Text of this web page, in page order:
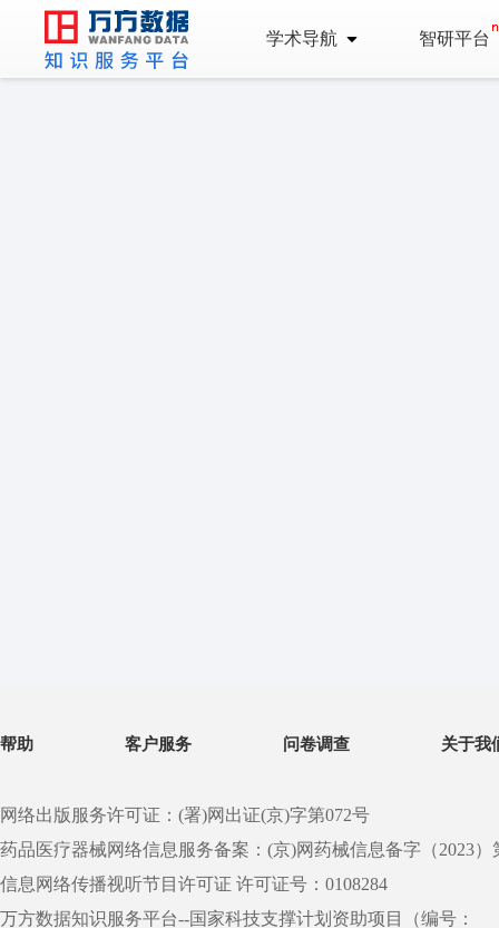
学术导航 智研平台
帮助 客户服务 问卷调查 关于我
网络出版服务许可证：(署)网出证(京)字第072号
药品医疗器械网络信息服务备案：(京)网药械信息备字（2023）
信息网络传播视听节目许可证 许可证号：0108284
万方数据知识服务平台--国家科技支撑计划资助项目（编号：